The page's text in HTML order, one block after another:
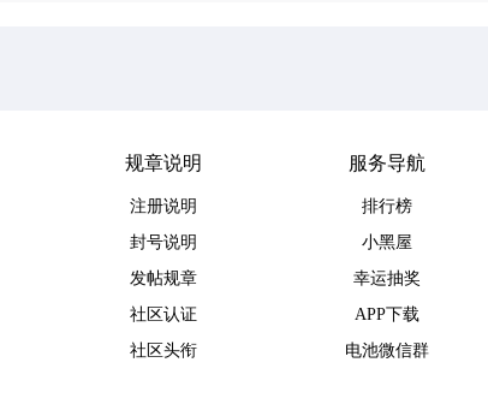
规章说明
注册说明
封号说明
发帖规章
社区认证
社区头衔
服务导航
排行榜
小黑屋
幸运抽奖
APP下载
电池微信群